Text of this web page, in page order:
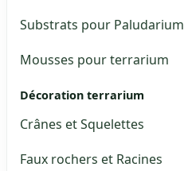
Substrats pour Paludarium
Mousses pour terrarium
Décoration terrarium
Crânes et Squelettes
Faux rochers et Racines